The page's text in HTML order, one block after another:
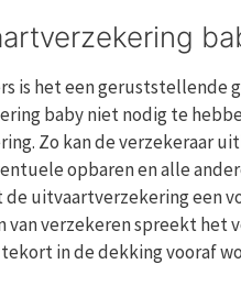
is het een geruststellende
baby niet nodig te
Zo kan de verzekeraar
opbaren en alle
uitvaartverzekering een
van verzekeren spreekt het
in de dekking vooraf